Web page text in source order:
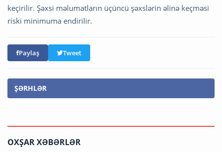
keçirilir. Şəxsi məlumatların üçüncü şəxslərin əlinə keçməsi
riski minimuma endirilir.
Paylaş Tweet
ŞƏRHLƏR
OXŞAR XƏBƏRLƏR